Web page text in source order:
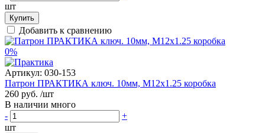
шт
Купить
Добавить к сравнению
0%
Артикул: 030-153
Патрон ПРАКТИКА ключ. 10мм, М12х1.25 коробка
260 руб. /шт
В наличии много
-
+
шт